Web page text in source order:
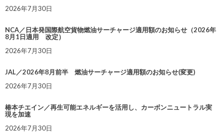
2026年7月30日
NCA／日本発国際航空貨物燃油サーチャージ適用額のお知らせ（2026年
8月1日適用 改定）
2026年7月30日
JAL／2026年8月前半 燃油サーチャージ適用額のお知らせ(変更)
2026年7月30日
椿本チエイン／再生可能エネルギーを活用し、カーボンニュートラル実
現を加速
2026年7月30日